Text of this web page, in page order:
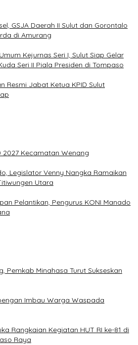
GSJA Daerah II Sulut dan Gorontalo
di Amurang
Kejurnas Seri I, Sulut Siap Gelar
Seri II Piala Presiden di Tompaso
Resmi Jabat Ketua KPID Sulut
2027 Kecamatan Wenang
Legislator Venny Nangka Ramaikan
Utara
Pelantikan, Pengurus KONI Manado
Pemkab Minahasa Turut Sukseskan
Imbau Warga Waspada
Rangkaian Kegiatan HUT RI ke-81 di
Raya